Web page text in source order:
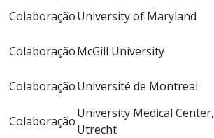
ColaboraçãoUniversity of Maryland
ColaboraçãoMcGill University
ColaboraçãoUniversité de Montreal
Colaboração
University Medical Center,
Utrecht